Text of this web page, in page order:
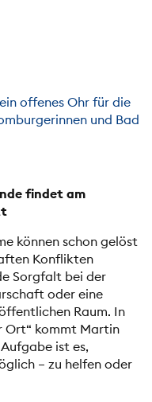
offenes Ohr für die
und Bad
findet am
können schon gelöst
Konflikten
Sorgfalt bei der
oder eine
Raum. In
Ort“ kommt Martin
ist es,
– zu helfen oder